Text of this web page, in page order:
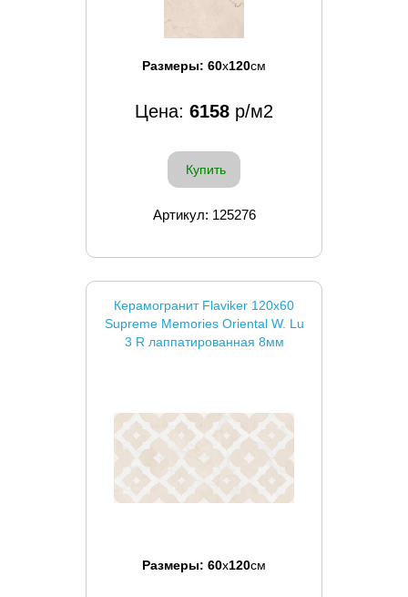
Размеры: 60x120см
Цена: 6158 р/м2
Купить
Артикул: 125276
Керамогранит Flaviker 120x60
Supreme Memories Oriental W. Lu
3 R лаппатированная 8мм
Размеры: 60x120см